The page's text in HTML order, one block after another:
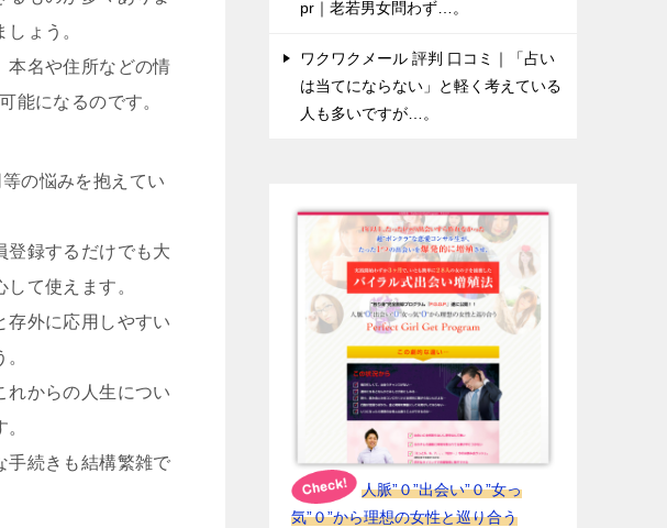
ょう。
本名や住所などの情
能になるのです。
の悩みを抱えてい
登録するだけでも大
て使えます。
存外に応用しやすい
れからの人生につい
手続きも結構繁雑で
pr｜老若男女問わず…。
ワクワクメール 評判 口コミ｜「占い
は当てにならない」と軽く考えている
人も多いですが…。
人脈”０”出会い”０”女っ
気”０”から理想の女性と巡り合う